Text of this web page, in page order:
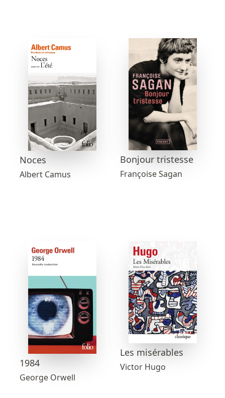
Noces
Albert Camus
Bonjour tristesse
Françoise Sagan
1984
George Orwell
Les misérables
Victor Hugo